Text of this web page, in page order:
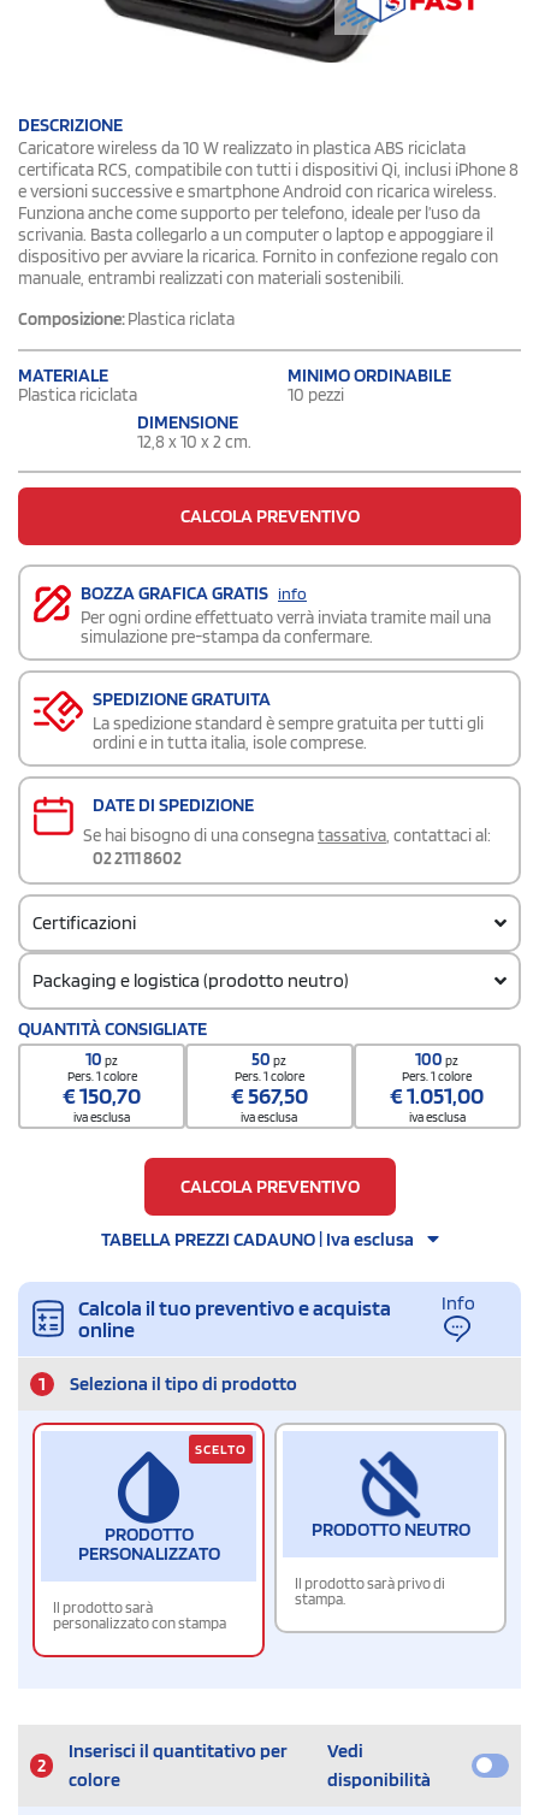
DESCRIZIONE
Caricatore wireless da 10 W realizzato in plastica ABS riciclata
certificata RCS, compatibile con tutti i dispositivi Qi, inclusi iPhone 8
e versioni successive e smartphone Android con ricarica wireless.
Funziona anche come supporto per telefono, ideale per l’uso da
scrivania. Basta collegarlo a un computer o laptop e appoggiare il
dispositivo per avviare la ricarica. Fornito in confezione regalo con
manuale, entrambi realizzati con materiali sostenibili.
Composizione:Plastica riclata
MATERIALE
Plastica riciclata
MINIMO ORDINABILE
10 pezzi
DIMENSIONE
12,8 x 10 x 2 cm.
CALCOLA PREVENTIVO
BOZZA GRAFICA GRATIS info
Per ogni ordine effettuato verrà inviata tramite mail una
simulazione pre-stampa da confermare.
SPEDIZIONE GRATUITA
La spedizione standard è sempre gratuita per tutti gli
ordini e in tutta italia, isole comprese.
DATE DI SPEDIZIONE
Se hai bisogno di una consegnatassativa, contattaci al:
02 2111 8602
Certificazioni
Packaging e logistica (prodotto neutro)
Codice doganale
8504409090000000000000
Quantità per scatola
QUANTITÀ CONSIGLIATE
10pz
Pers. 1 colore
€150,70
iva esclusa
50pz
Pers. 1 colore
€567,50
iva esclusa
100pz
Pers. 1 colore
€1.051,00
iva esclusa
CALCOLA PREVENTIVO
TABELLA PREZZI CADAUNO | Iva esclusa
Calcola il tuo preventivo e acquista
online
Info
1 Seleziona il tipo di prodotto
PRODOTTO
PERSONALIZZATO
Il prodotto sarà
personalizzato con stampa
SCELTO
PRODOTTO NEUTRO
Il prodotto sarà privo di
stampa.
2
Inserisci il quantitativo per
colore
Vedi
disponibilità